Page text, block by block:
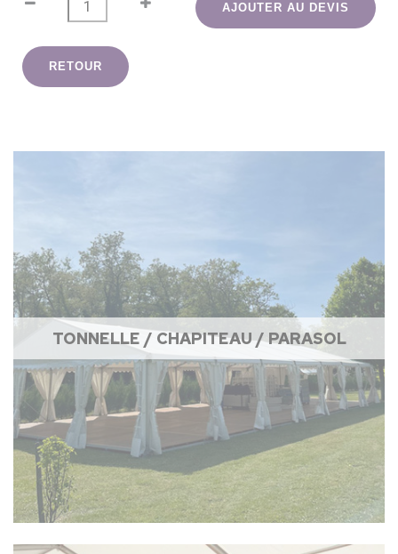
AJOUTER AU DEVIS
RETOUR
TONNELLE / CHAPITEAU / PARASOL